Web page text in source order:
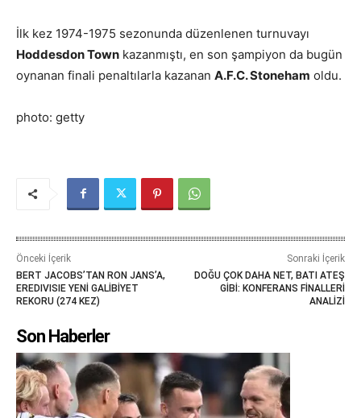
İlk kez 1974-1975 sezonunda düzenlenen turnuvayı
Hoddesdon Town kazanmıştı, en son şampiyon da bugün
oynanan finali penaltılarla kazanan A.F.C. Stoneham oldu.
photo: getty
Önceki İçerik
BERT JACOBS’TAN RON JANS’A,
EREDIVISIE YENİ GALİBİYET
REKORU (274 KEZ)
Sonraki İçerik
DOĞU ÇOK DAHA NET, BATI ATEŞ
GİBİ: KONFERANS FİNALLERİ
ANALİZİ
Son Haberler